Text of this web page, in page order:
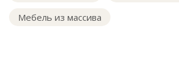
Мебель из массива